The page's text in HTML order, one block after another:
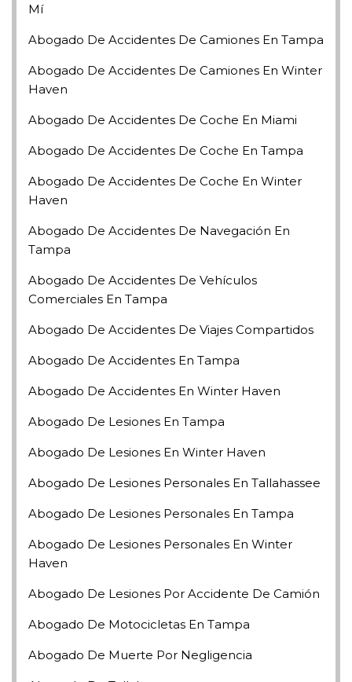
Mí
Abogado De Accidentes De Camiones En Tampa
Abogado De Accidentes De Camiones En Winter
Haven
Abogado De Accidentes De Coche En Miami
Abogado De Accidentes De Coche En Tampa
Abogado De Accidentes De Coche En Winter
Haven
Abogado De Accidentes De Navegación En
Tampa
Abogado De Accidentes De Vehículos
Comerciales En Tampa
Abogado De Accidentes De Viajes Compartidos
Abogado De Accidentes En Tampa
Abogado De Accidentes En Winter Haven
Abogado De Lesiones En Tampa
Abogado De Lesiones En Winter Haven
Abogado De Lesiones Personales En Tallahassee
Abogado De Lesiones Personales En Tampa
Abogado De Lesiones Personales En Winter
Haven
Abogado De Lesiones Por Accidente De Camión
Abogado De Motocicletas En Tampa
Abogado De Muerte Por Negligencia